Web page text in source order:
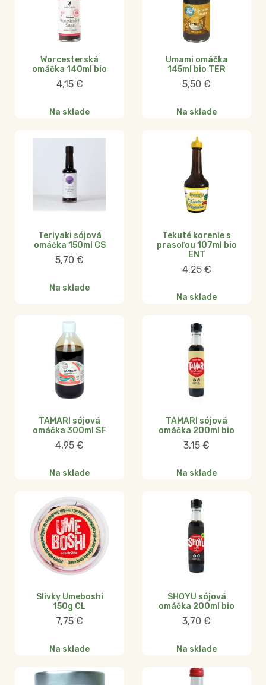
Worcesterská
omáčka 140ml bio
4,15 €
Na sklade
Umami omáčka
145ml bio TER
5,50 €
Na sklade
Teriyaki sójová
omáčka 150ml CS
5,70 €
Na sklade
Tekuté korenie s
prasoľou 107ml bio
ENT
4,25 €
Na sklade
TAMARI sójová
omáčka 300ml SF
4,95 €
Na sklade
TAMARI sójová
omáčka 200ml bio
3,15 €
Na sklade
Slivky Umeboshi
150g CL
7,75 €
Na sklade
SHOYU sójová
omáčka 200ml bio
3,70 €
Na sklade